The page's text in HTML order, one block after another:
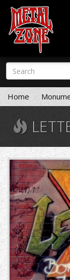
Skip
main
content
Search
form
Search
Home
61043.jpg